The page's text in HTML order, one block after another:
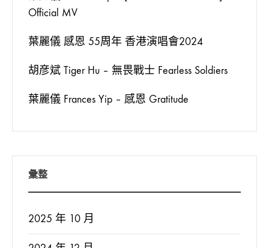
Official MV
葉麗儀 感恩 55周年 香港演唱會2024
胡彦斌 Tiger Hu – 無畏戰士 Fearless Soldiers
葉麗儀 Frances Yip – 感恩 Gratitude
彙整
2025 年 10 月